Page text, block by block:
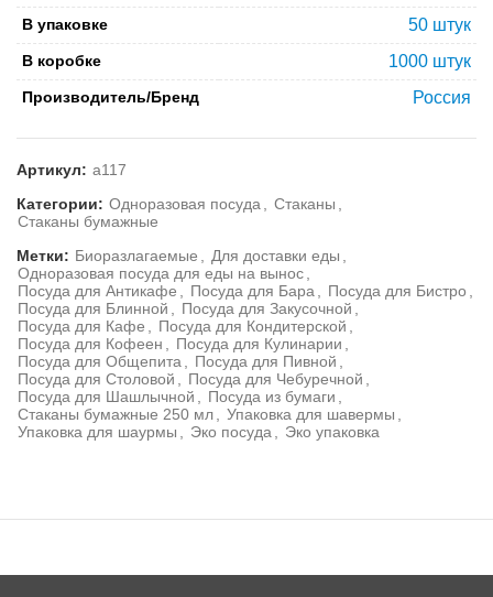
В упаковке 50 штук
В коробке 1000 штук
Производитель/Бренд Россия
Артикул: а117
Категории: Одноразовая посуда, Стаканы ,
Стаканы бумажные
Метки: Биоразлагаемые , Для доставки еды ,
Одноразовая посуда для еды на вынос,
Посуда для Антикафе , Посуда для Бара, Посуда для Бистро ,
Посуда для Блинной , Посуда для Закусочной ,
Посуда для Кафе , Посуда для Кондитерской ,
Посуда для Кофеен , Посуда для Кулинарии ,
Посуда для Общепита, Посуда для Пивной ,
Посуда для Столовой , Посуда для Чебуречной ,
Посуда для Шашлычной , Посуда из бумаги ,
Стаканы бумажные 250 мл, Упаковка для шавермы ,
Упаковка для шаурмы , Эко посуда, Эко упаковка